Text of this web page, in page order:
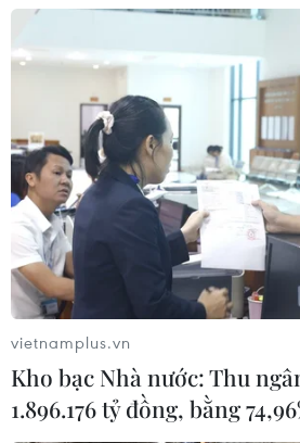
vietnamplus.vn
Kho bạc Nhà nước: Thu
1.896.176 tỷ đồng, bằng